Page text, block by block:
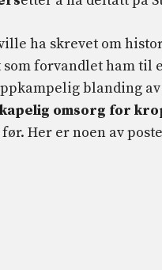
ha skrevet om
som forvandlet ham til
blanding av
omsorg for
Her er noen av